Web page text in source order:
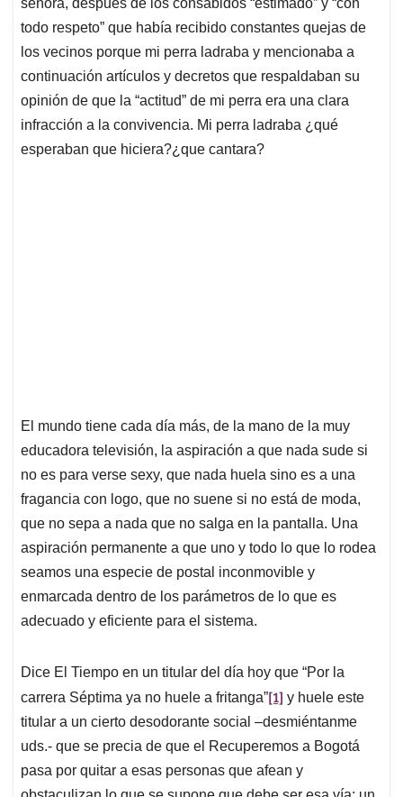
p
k
n
señora, después de los consabidos “estimado” y “con
todo respeto” que había recibido constantes quejas de
los vecinos porque mi perra ladraba y mencionaba a
continuación artículos y decretos que respaldaban su
opinión de que la “actitud” de mi perra era una clara
infracción a la convivencia. Mi perra ladraba ¿qué
esperaban que hiciera?¿que cantara?
El mundo tiene cada día más, de la mano de la muy
educadora televisión, la aspiración a que nada sude si
no es para verse sexy, que nada huela sino es a una
fragancia con logo, que no suene si no está de moda,
que no sepa a nada que no salga en la pantalla. Una
aspiración permanente a que uno y todo lo que lo rodea
seamos una especie de postal inconmovible y
enmarcada dentro de los parámetros de lo que es
adecuado y eficiente para el sistema.
Dice El Tiempo en un titular del día hoy que “Por la
carrera Séptima ya no huele a fritanga”[1] y huele este
titular a un cierto desodorante social –desmiéntanme
uds.- que se precia de que el Recuperemos a Bogotá
pasa por quitar a esas personas que afean y